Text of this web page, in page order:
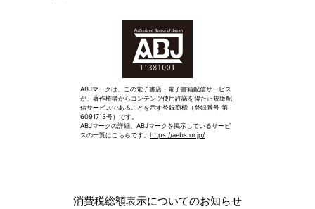
ABJマークは、この電子書店・電子書籍配信サービス
が、著作権者からコンテンツ使用許諾を得た正規版配
信サービスであることを示す登録商標（登録番号 第
6091713号）です。
ABJマークの詳細、ABJマークを掲示しているサービ
スの一覧はこちらです。 https://aebs.or.jp/
消費税総額表示についてのお知らせ